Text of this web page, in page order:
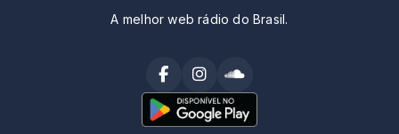
A melhor web rádio do Brasil.